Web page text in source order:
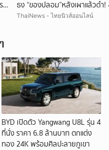
ธง “ของปลอม”หลังเผาแล้วดำ
มา ช็อกมูลค่าพุ่งมหาศาล!
ThaiNews - ไทยนิวส์ออนไลน์
BYD เปิดตัว Yangwang U8L รุ่น 4
ที่นั่ง ราคา 6.8 ล้านบาท ตกแต่ง
ทอง 24K พร้อมศิลปะลายภูเขา